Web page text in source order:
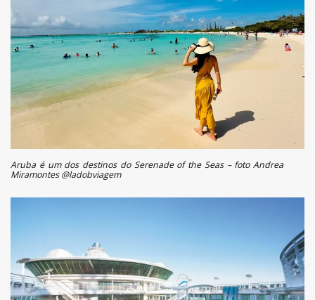
Aruba é um dos destinos do Serenade of the Seas – foto Andrea
Miramontes @ladobviagem